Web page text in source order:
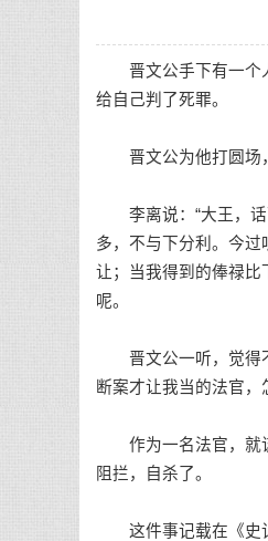
晋文公手下有一个人
给自己判了死罪。
晋文公为他打圆场，
李离说：“大王，话
多，不与下分利。今过
让；当我得到的俸禄比
呢。
晋文公一听，觉得不
断案才让我当的法官，
作为一名法官，就该
阻拦，自杀了。
这件事记载在《史记